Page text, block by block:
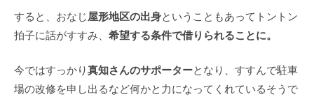
すると、おなじ屋形地区の出身ということもあってトントン
拍子に話がすすみ、 希望する条件で借りられることに。
今ではすっかり真知さんのサポーターとなり、すすんで駐車
場の改修を申し出るなど何かと力になってくれているそうで